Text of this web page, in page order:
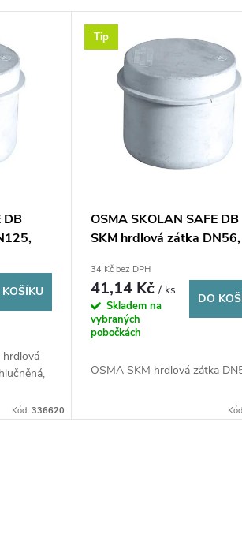
DB
hrdlová
Kód: 336620
Tip
OSMA SKOLAN SAFE DB
SKM hrdlová zátka DN56,
34 Kč bez DPH
41,14 Kč/ ks
Skladem na
vybraných
pobočkách
DO
OSMA SKM hrdlová zátka